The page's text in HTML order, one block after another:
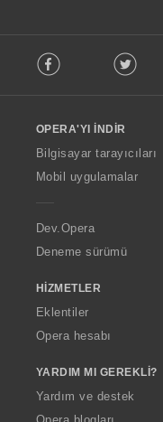
o
w
O
p
a
Facebook Twitter
OPERA'YI İNDIR
Bilgisayar tarayıcıları
Mobil uygulamalar
Dev.Opera
Deneme sürümü
HIZMETLER
Eklentiler
Opera hesabı
YARDIM MI GEREKLI?
Yardım ve destek